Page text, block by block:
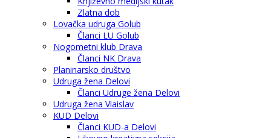
Zlatna dob
Lovačka udruga Golub
Članci LU Golub
Nogometni klub Drava
Članci NK Drava
Planinarsko društvo
Udruga žena Delovi
Članci Udruge žena Delovi
Udruga žena Vlaislav
KUD Delovi
Članci KUD-a Delovi